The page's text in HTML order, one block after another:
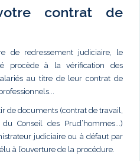
contrat de
de redressement judiciaire, le
procède à la vérification des
au titre de leur contrat de
de documents (contrat de travail,
Conseil des Prud’hommes...)
judiciaire ou à défaut par
à l’ouverture de la procédure.